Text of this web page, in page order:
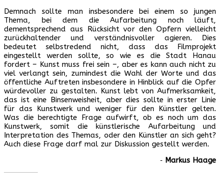
Demnach sollte man insbesondere bei einem so jungen
Thema, bei dem die Aufarbeitung noch läuft,
dementsprechend aus Rücksicht vor den Opfern vielleicht
zurückhaltender und verständnisvoller agieren. Dies
bedeutet selbstredend nicht, dass das Filmprojekt
eingestellt werden sollte, so wie es die Stadt Hanau
fordert – Kunst muss frei sein –, aber es kann auch nicht zu
viel verlangt sein, zumindest die Wahl der Worte und das
öffentliche Auftreten insbesondere in Hinblick auf die Opfer
würdevoller zu gestalten. Kunst lebt von Aufmerksamkeit,
das ist eine Binsenweisheit, aber dies sollte in erster Linie
für das Kunstwerk und weniger für den Künstler gelten.
Was die berechtigte Frage aufwirft, ob es noch um das
Kunstwerk, somit die künstlerische Aufarbeitung und
Interpretation des Themas, oder den Künstler an sich geht?
Auch diese Frage darf mal zur Diskussion gestellt werden.
‐ Markus Haage